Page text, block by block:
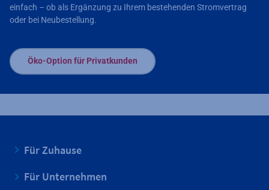
einfach – ob als Ergänzung zu Ihrem bestehenden Stromvertrag
oder bei Neubestellung.
Öko-Option für Privatkunden
Für Zuhause
Für Unternehmen